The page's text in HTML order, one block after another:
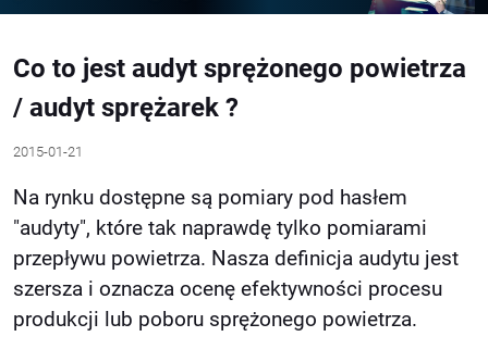
Co to jest audyt sprężonego powietrza
/ audyt sprężarek ?
2015-01-21
Na rynku dostępne są pomiary pod hasłem
"audyty", które tak naprawdę tylko pomiarami
przepływu powietrza. Nasza definicja audytu jest
szersza i oznacza ocenę efektywności procesu
produkcji lub poboru sprężonego powietrza.